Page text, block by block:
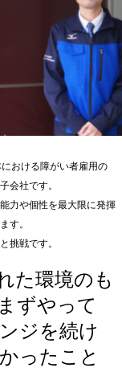
おける障がい者雇用の
会社です。
力や個性を最大限に発揮
す。
挑戦です。
た環境のも
ずやって
ジを続け
ったこと